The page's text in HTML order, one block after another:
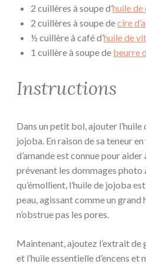
2 cuillères à soupe d’huile de
2 cuillères à soupe decire
½ cuillère à café d’huile de
1 cuillère à soupe de beurre
Instructions
Dans un petit bol, ajouter l’huile
jojoba. En raison de sa teneur
d’amande est connue pour aider
prévenant les dommages photo
qu’émollient, l’huile de jojoba
peau, agissant comme un grand
n’obstrue pas les pores.
Maintenant, ajoutez l’extrait de
et l’huile essentielle d’encens et